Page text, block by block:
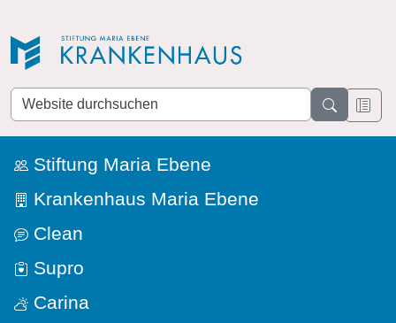
Website
durchsuchen
Stiftung Maria Ebene
Krankenhaus Maria Ebene
Clean
Supro
Carina